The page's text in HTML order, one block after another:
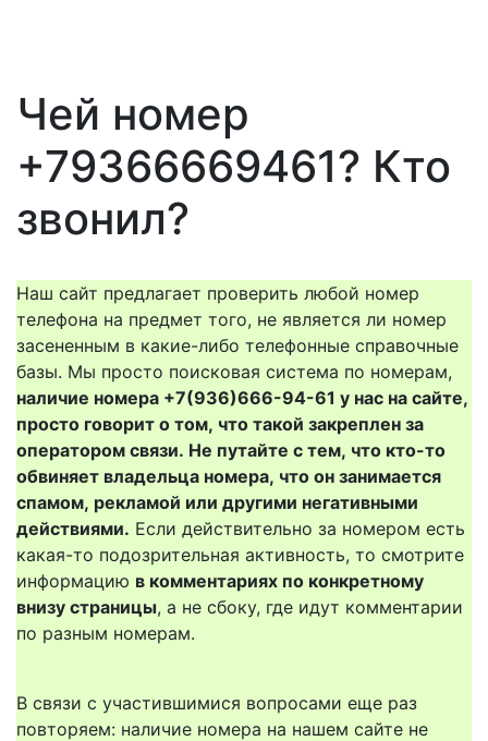
Чей номер
+79366669461? Кто
звонил?
Наш сайт предлагает проверить любой номер
телефона на предмет того, не является ли номер
засененным в какие-либо телефонные справочные
базы. Мы просто поисковая система по номерам,
наличие номера +7(936)666-94-61 у нас на сайте,
просто говорит о том, что такой закреплен за
оператором связи. Не путайте с тем, что кто-то
обвиняет владельца номера, что он занимается
спамом, рекламой или другими негативными
действиями. Если действительно за номером есть
какая-то подозрительная активность, то смотрите
информацию в комментариях по конкретному
внизу страницы, а не сбоку, где идут комментарии
по разным номерам.
В связи с участившимися вопросами еще раз
повторяем: наличие номера на нашем сайте не